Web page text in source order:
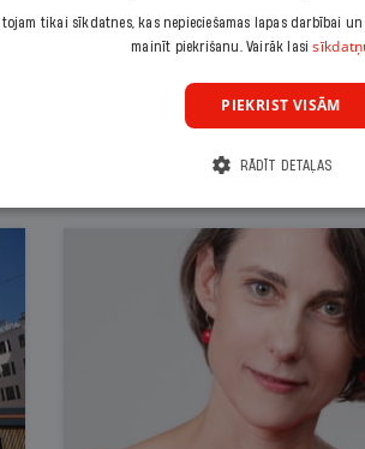
tikai sīkdatnes, kas nepieciešamas lapas darbībai
mainīt piekrišanu. Vairāk lasi
PIEKRIST VISĀM
RĀDĪT DETAĻAS